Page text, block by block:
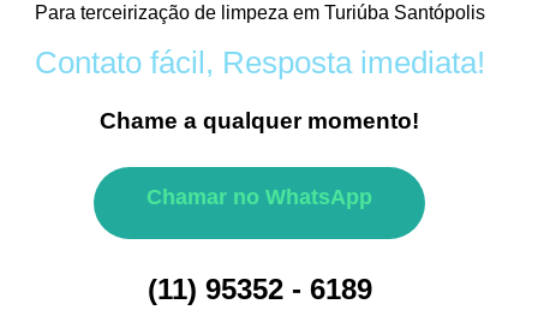
Para terceirização de limpeza em Turiúba Santópolis
Contato fácil, Resposta imediata!
Chame a qualquer momento!
Chamar no WhatsApp
(11) 95352 - 6189